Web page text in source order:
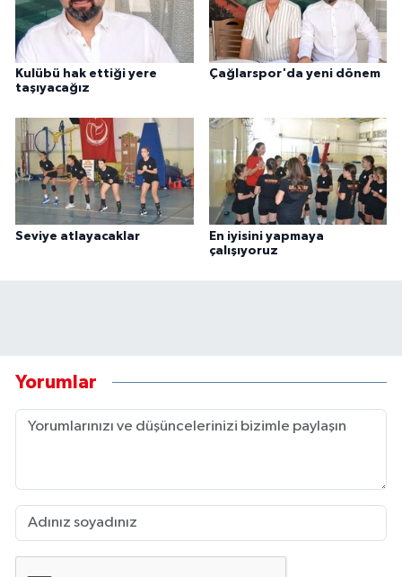
Kulübü hak ettiği yere
taşıyacağız
Çağlarspor'da yeni dönem
Seviye atlayacaklar
En iyisini yapmaya
çalışıyoruz
Yorumlar